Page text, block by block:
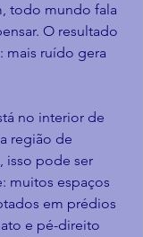
todo mundo fala
O resultado
mais ruído gera
no interior de
região de
isso pode ser
muitos espaços
em prédios
e pé-direito